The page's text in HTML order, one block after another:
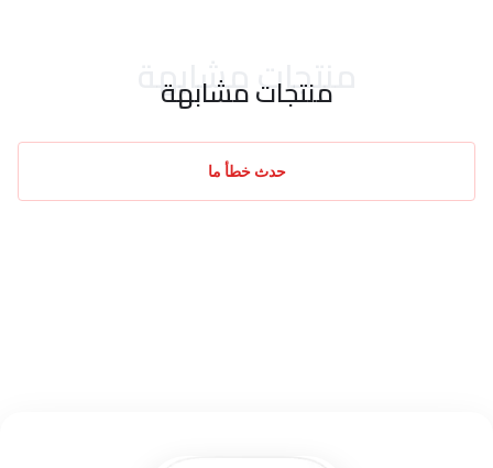
منتجات مشابهة
منتجات مشابهة
حدث خطأ ما